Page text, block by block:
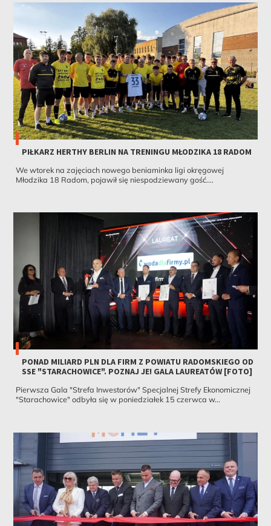
PIŁKARZ HERTHY BERLIN NA TRENINGU MŁODZIKA 18 RADOM
We wtorek na zajęciach nowego beniaminka ligi okręgowej
Młodzika 18 Radom, pojawił się niespodziewany gość....
PONAD MILIARD PLN DLA FIRM Z POWIATU RADOMSKIEGO OD
SSE "STARACHOWICE". POZNAJ JE! GALA LAUREATÓW [FOTO]
Pierwsza Gala "Strefa Inwestorów" Specjalnej Strefy Ekonomicznej
"Starachowice" odbyła się w poniedziałek 15 czerwca w...